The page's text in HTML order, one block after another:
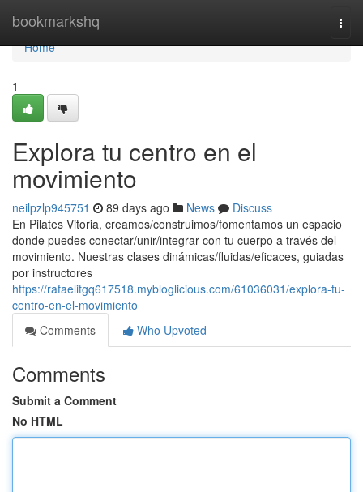
bookmarkshq
Home
Home
1
Explora tu centro en el
movimiento
neilpzlp945751 89 days ago News
Discuss
En Pilates Vitoria, creamos/construimos/fomentamos un espacio
donde puedes conectar/unir/integrar con tu cuerpo a través del
movimiento. Nuestras clases dinámicas/fluidas/eficaces, guiadas
por instructores
https://rafaelitgq617518.mybloglicious.com/61036031/explora-tu-
centro-en-el-movimiento
Comments
Who Upvoted
Comments
Submit a Comment
No HTML